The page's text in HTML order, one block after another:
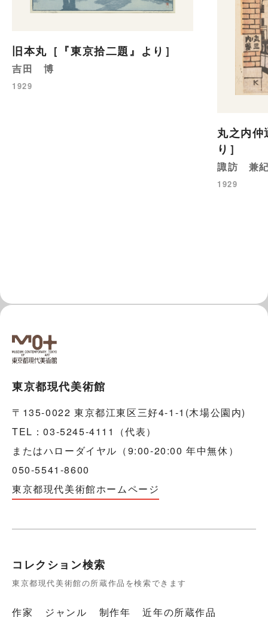
旧本丸［『東京拾二題』より］
吉田 博
1929
丸之内仲
り］
諏訪 兼
1929
東京都現代美術館
〒135-0022 東京都江東区三好4-1-1(木場公園内)
TEL：03-5245-4111（代表）
またはハローダイヤル（9:00-20:00 年中無休）
050-5541-8600
東京都現代美術館ホームページ
コレクション検索
東京都現代美術館の所蔵作品を検索できます
作家 ジャンル 制作年 近年の所蔵作品